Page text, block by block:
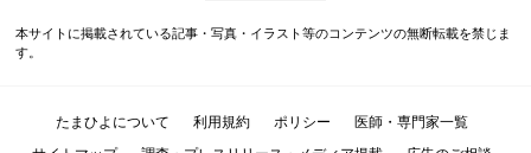
本サイトに掲載されている記事・写真・イラスト等のコンテンツの無断転載を禁じま
す。
たまひよについて 利用規約 ポリシー
医師・専門家一覧